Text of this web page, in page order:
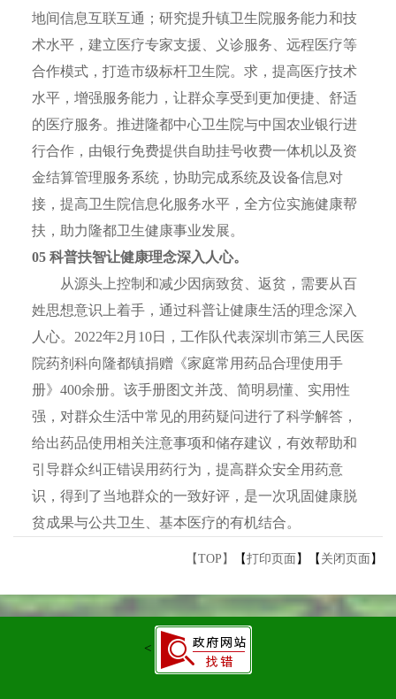
地间信息互联互通；研究提升镇卫生院服务能力和技
术水平，建立医疗专家支援、义诊服务、远程医疗等
合作模式，打造市级标杆卫生院。求，提高医疗技术
水平，增强服务能力，让群众享受到更加便捷、舒适
的医疗服务。推进隆都中心卫生院与中国农业银行进
行合作，由银行免费提供自助挂号收费一体机以及资
金结算管理服务系统，协助完成系统及设备信息对
接，提高卫生院信息化服务水平，全方位实施健康帮
扶，助力隆都卫生健康事业发展。
05 科普扶智让健康理念深入人心。
从源头上控制和减少因病致贫、返贫，需要从百
姓思想意识上着手，通过科普让健康生活的理念深入
人心。2022年2月10日，工作队代表深圳市第三人民医
院药剂科向隆都镇捐赠《家庭常用药品合理使用手
册》400余册。该手册图文并茂、简明易懂、实用性
强，对群众生活中常见的用药疑问进行了科学解答，
给出药品使用相关注意事项和储存建议，有效帮助和
引导群众纠正错误用药行为，提高群众安全用药意
识，得到了当地群众的一致好评，是一次巩固健康脱
贫成果与公共卫生、基本医疗的有机结合。
【TOP】 【打印页面】【 关闭页面】
<